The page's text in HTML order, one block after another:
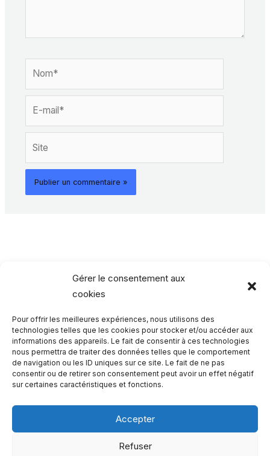
Gérer le consentement aux
cookies
Pour offrir les meilleures expériences, nous utilisons des
technologies telles que les cookies pour stocker et/ou accéder aux
informations des appareils. Le fait de consentir à ces technologies
nous permettra de traiter des données telles que le comportement
de navigation ou les ID uniques sur ce site. Le fait de ne pas
consentir ou de retirer son consentement peut avoir un effet négatif
sur certaines caractéristiques et fonctions.
Accepter
Refuser
Rechercher…
R
e
e
Qui sommes-nous ?